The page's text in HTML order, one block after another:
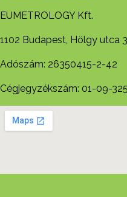
EUMETROLOGY Kft.
1102 Budapest, Hölgy utca
Adószám: 26350415-2-42
Cégjegyzékszám: 01-09-